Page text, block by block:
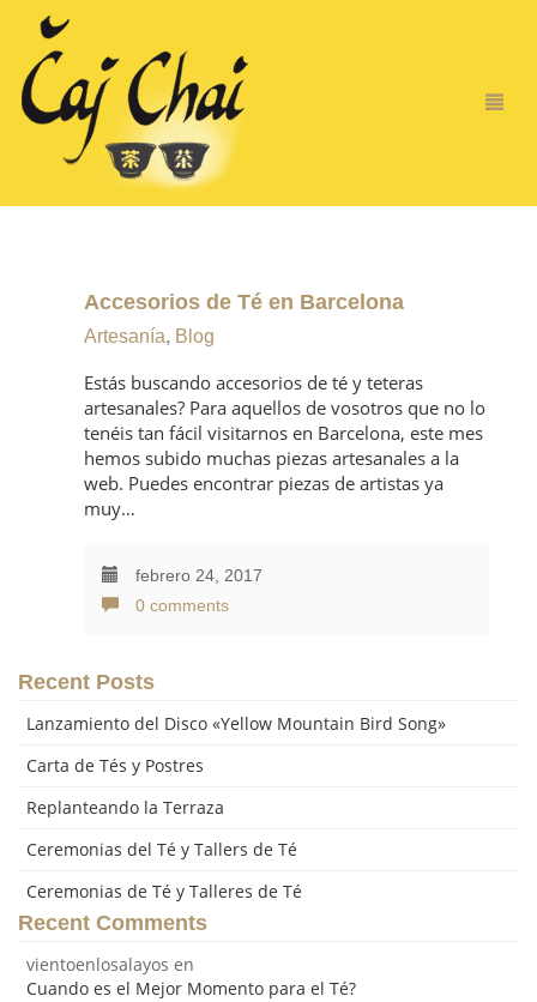
Accesorios de Té en Barcelona
Artesanía, Blog
Estás buscando accesorios de té y teteras
artesanales? Para aquellos de vosotros que no lo
tenéis tan fácil visitarnos en Barcelona, este mes
hemos subido muchas piezas artesanales a la
web. Puedes encontrar piezas de artistas ya
muy…
febrero 24, 2017
0 comments
Recent Posts
Lanzamiento del Disco «Yellow Mountain Bird Song»
Carta de Tés y Postres
Replanteando la Terraza
Ceremonias del Té y Tallers de Té
Ceremonias de Té y Talleres de Té
Recent Comments
vientoenlosalayos en
Cuando es el Mejor Momento para el Té?